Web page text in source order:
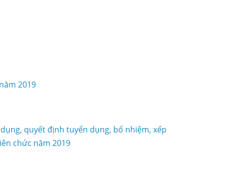
2019
quyết định tuyển dụng, bổ nhiệm, xếp
chức năm 2019